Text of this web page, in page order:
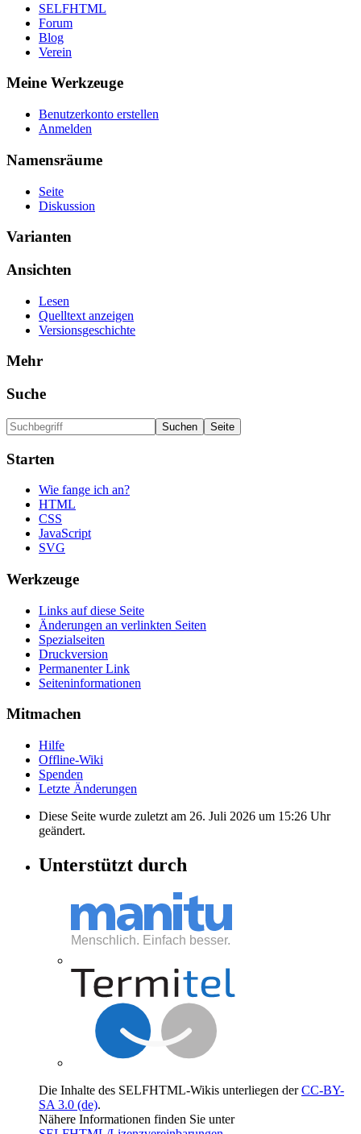
SELFHTML
Forum
Blog
Verein
Meine Werkzeuge
Benutzerkonto erstellen
Anmelden
Namensräume
Seite
Diskussion
Varianten
Ansichten
Lesen
Quelltext anzeigen
Versionsgeschichte
Mehr
Suche
Starten
Wie fange ich an?
HTML
CSS
JavaScript
SVG
Werkzeuge
Links auf diese Seite
Änderungen an verlinkten Seiten
Spezialseiten
Druckversion
Permanenter Link
Seiten­informationen
Mitmachen
Hilfe
Offline-Wiki
Spenden
Letzte Änderungen
Diese Seite wurde zuletzt am 26. Juli 2026 um 15:26 Uhr
geändert.
Unterstützt durch
Die Inhalte des SELFHTML-Wikis unterliegen derCC-BY-
SA 3.0 (de).
Nähere Informationen finden Sie unter